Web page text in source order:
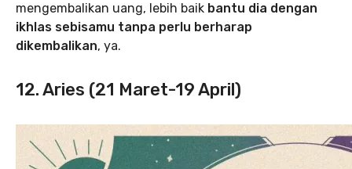
mengembalikan uang, lebih baik bantu dia dengan
ikhlas sebisamu tanpa perlu berharap
dikembalikan, ya.
12. Aries (21 Maret-19 April)